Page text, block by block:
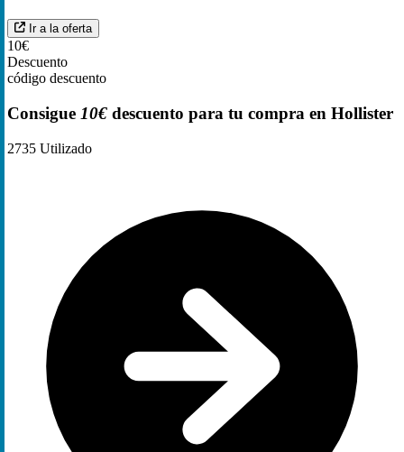
Ir a la oferta
10€
Descuento
código descuento
Consigue 10€ descuento para tu compra en Hollister
2735 Utilizado